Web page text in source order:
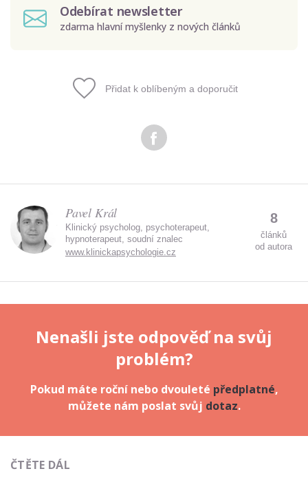
Odebírat newsletter
zdarma hlavní myšlenky z nových článků
Odeslat
Přidat k oblíbeným a doporučit
Pavel Král
Klinický psycholog, psychoterapeut,
hypnoterapeut, soudní znalec
www.klinickapsychologie.cz
8
článků
od autora
Nenašli jste odpověď na svůj
problém?
Pokud máte roční nebo dvouleté předplatné,
můžete nám poslat svůj dotaz.
ČTĚTE DÁL